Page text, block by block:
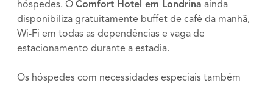
hóspedes. O Comfort Hotel em Londrina ainda
disponibiliza gratuitamente buffet de café da manhã,
Wi-Fi em todas as dependências e vaga de
estacionamento durante a estadia.
Os hóspedes com necessidades especiais também